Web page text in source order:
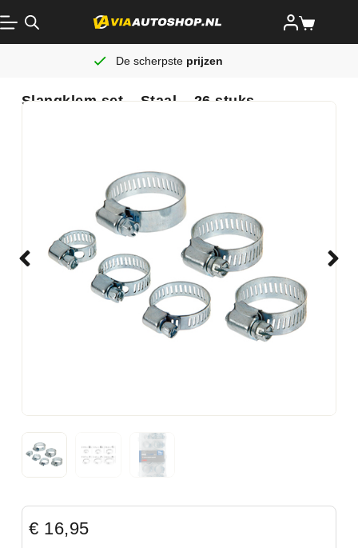
De scherpste prijzen
Slangklem set – Staal – 26 stuks
€ 16,95